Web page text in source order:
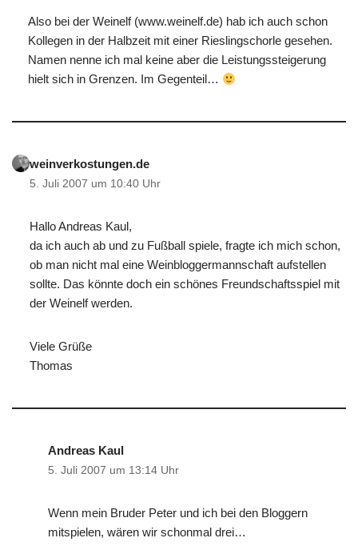
Also bei der Weinelf (www.weinelf.de) hab ich auch schon
Kollegen in der Halbzeit mit einer Rieslingschorle gesehen.
Namen nenne ich mal keine aber die Leistungssteigerung
hielt sich in Grenzen. Im Gegenteil…
weinverkostungen.de
5. Juli 2007 um 10:40 Uhr
Hallo Andreas Kaul,
da ich auch ab und zu Fußball spiele, fragte ich mich schon,
ob man nicht mal eine Weinbloggermannschaft aufstellen
sollte. Das könnte doch ein schönes Freundschaftsspiel mit
der Weinelf werden.
Viele Grüße
Thomas
Andreas Kaul
5. Juli 2007 um 13:14 Uhr
Wenn mein Bruder Peter und ich bei den Bloggern
mitspielen, wären wir schonmal drei…